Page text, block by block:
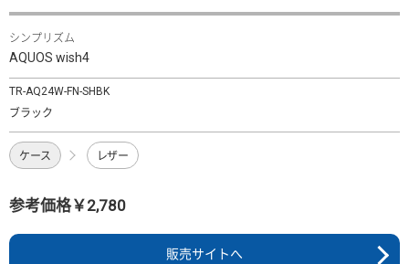
シンプリズム
AQUOS wish4
TR-AQ24W-FN-SHBK
ブラック
ケース レザー
参考価格￥2,780
販売サイトへ